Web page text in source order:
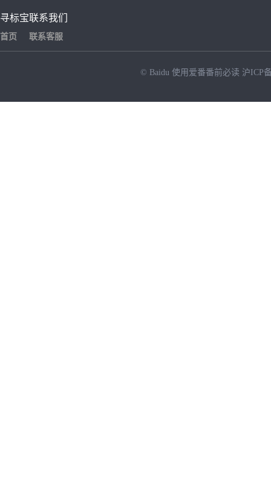
寻标宝
首页
联系我们
联系客服
© Baidu 使用爱番番前必读 沪ICP